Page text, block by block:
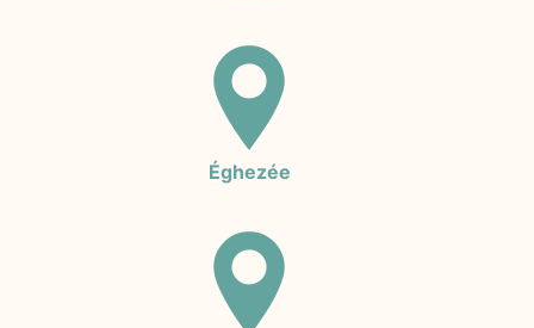
Éghezée